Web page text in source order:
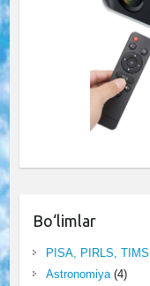
Bo‘limlar
PISA, PIRLS,
Astronomiya(4)